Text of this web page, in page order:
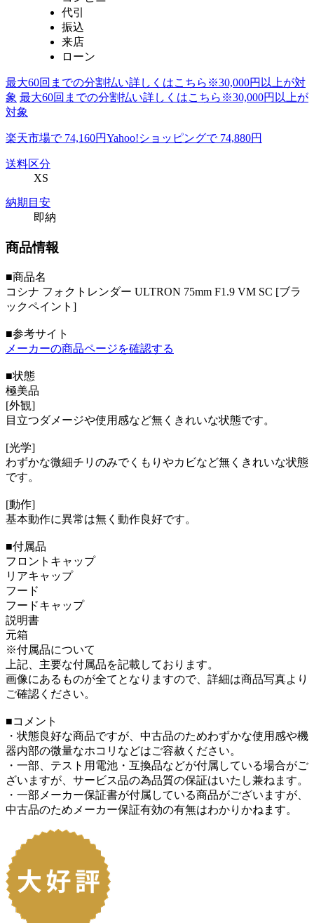
代引
振込
来店
ローン
最大60回までの分割払い詳しくはこちら※30,000円以上が対
象 最大60回までの分割払い詳しくはこちら※30,000円以上が
対象
楽天市場で 74,160円Yahoo!ショッピングで 74,880円
送料区分
XS
納期目安
即納
商品情報
■商品名
コシナ フォクトレンダー ULTRON 75mm F1.9 VM SC [ブラ
ックペイント]
■参考サイト
メーカーの商品ページを確認する
■状態
極美品
[外観]
目立つダメージや使用感など無くきれいな状態です。
[光学]
わずかな微細チリのみでくもりやカビなど無くきれいな状態
です。
[動作]
基本動作に異常は無く動作良好です。
■付属品
フロントキャップ
リアキャップ
フード
フードキャップ
説明書
元箱
※付属品について
上記、主要な付属品を記載しております。
画像にあるものが全てとなりますので、詳細は商品写真より
ご確認ください。
■コメント
・状態良好な商品ですが、中古品のためわずかな使用感や機
器内部の微量なホコリなどはご容赦ください。
・一部、テスト用電池・互換品などが付属している場合がご
ざいますが、サービス品の為品質の保証はいたし兼ねます。
・一部メーカー保証書が付属している商品がございますが、
中古品のためメーカー保証有効の有無はわかりかねます。